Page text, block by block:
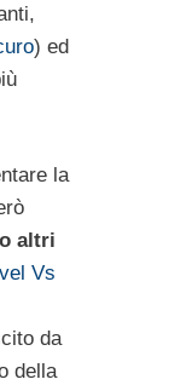
) ed
la
altri
Vs
da
della